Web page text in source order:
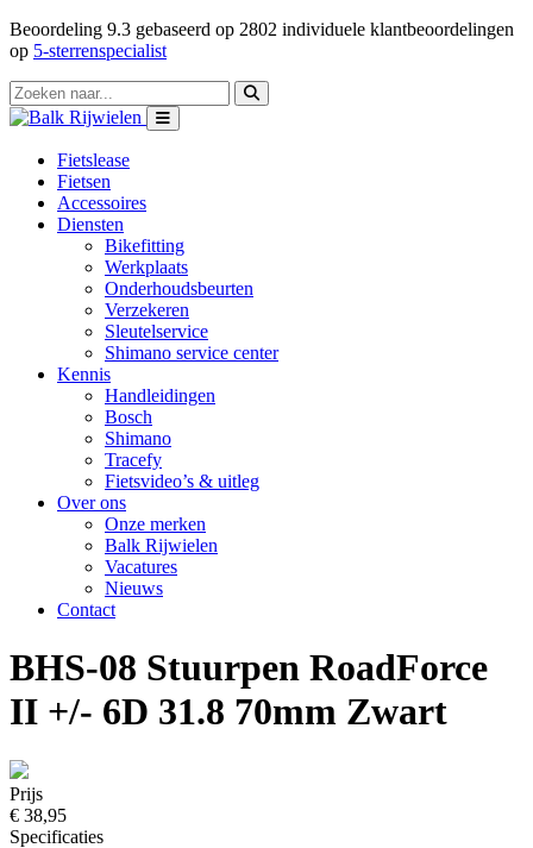
Beoordeling 9.3 gebaseerd op 2802 individuele klantbeoordelingen
op 5-sterrenspecialist
Fietslease
Fietsen
Accessoires
Diensten
Bikefitting
Werkplaats
Onderhoudsbeurten
Verzekeren
Sleutelservice
Shimano service center
Kennis
Handleidingen
Bosch
Shimano
Tracefy
Fietsvideo’s & uitleg
Over ons
Onze merken
Balk Rijwielen
Vacatures
Nieuws
Contact
BHS-08 Stuurpen RoadForce
II +/- 6D 31.8 70mm Zwart
Prijs
€ 38,95
Specificaties